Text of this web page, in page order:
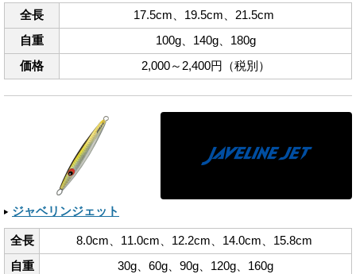
全長
17.5cm、​19.5cm、​21.5cm
自重
100g、​140g、​180g
価格
2,000～2,400円（税別）
ジャベリンジェット
全長
8.0cm、​11.0cm、​12.2cm、​14.0cm、​15.8cm
自重
30g、​60g、​90g、​120g、​160g